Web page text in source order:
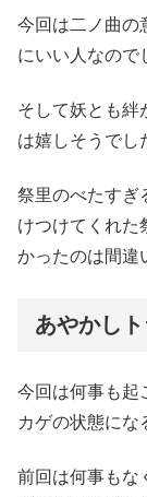
今回は二ノ曲の
にいい人なので
そして妖とも絆
は嬉しそうでし
祭里のべたすぎ
けつけてくれた
かったのは間違
あやかし
今回は何事も起
カゲの状態にな
前回は何事もな